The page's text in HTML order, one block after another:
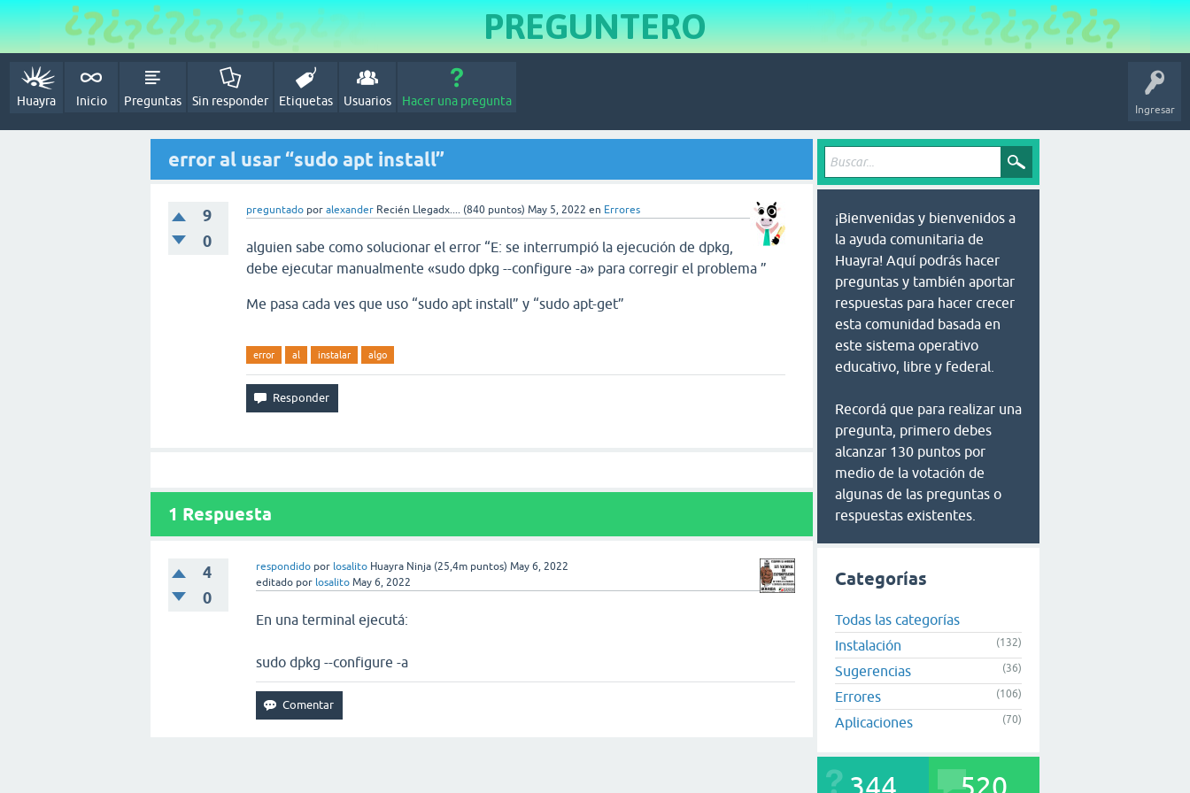
PREGUNTERO
Ingresar
Huayra Inicio Preguntas Sin responder Etiquetas Usuarios Hacer una pregunta
error al usar “sudo apt install”
9
0
preguntado por alexander Recién Llegadx.... (840 puntos) May 5, 2022 en Errores
alguien sabe como solucionar el error “E: se interrumpió la ejecución de dpkg,
debe ejecutar manualmente «sudo dpkg --configure -a» para corregir el problema ”
Me pasa cada ves que uso “sudo apt install” y “sudo apt-get”
error al instalar algo
1 Respuesta
4
0
respondido por losalito Huayra Ninja (25,4m puntos) May 6, 2022
editado por losalito May 6, 2022
En una terminal ejecutá:
sudo dpkg --configure -a
¡Bienvenidas y bienvenidos a
la ayuda comunitaria de
Huayra! Aquí podrás hacer
preguntas y también aportar
respuestas para hacer crecer
esta comunidad basada en
este sistema operativo
educativo, libre y federal.
Recordá que para realizar una
pregunta, primero debes
alcanzar 130 puntos por
medio de la votación de
algunas de las preguntas o
respuestas existentes.
Categorías
Todas las categorías
Instalación
(132)
Sugerencias (36)
Errores (106)
Aplicaciones (70)
344 520